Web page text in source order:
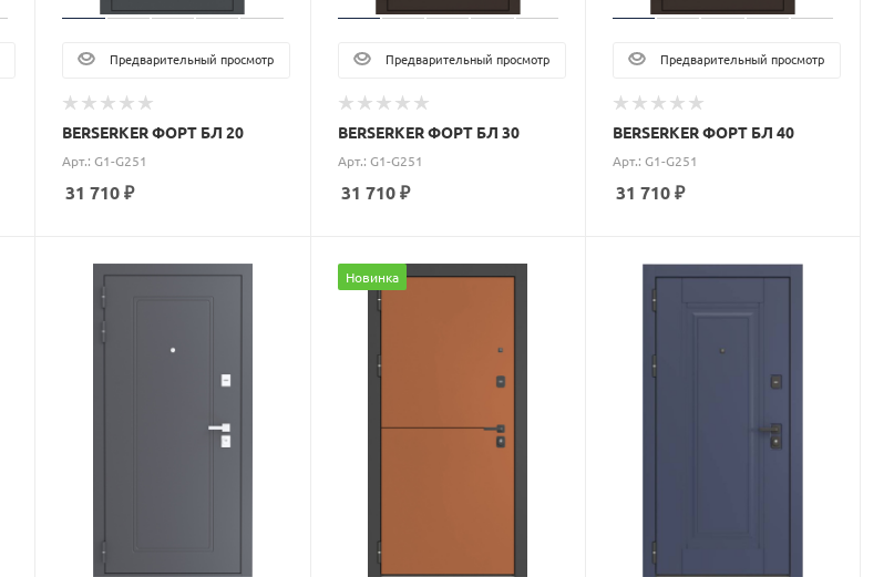
Предварительный просмотр
BERSERKER ФОРТ БЛ 20
Арт.: G1-G251
31 710₽
Предварительный просмотр
BERSERKER ФОРТ БЛ 30
Арт.: G1-G251
31 710₽
Предварительный просмотр
BERSERKER ФОРТ БЛ 40
Арт.: G1-G251
31 710₽
Новинка